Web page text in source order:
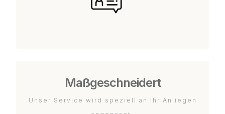
Maßgeschneidert
Unser Service wird speziell an Ihr Anliegen